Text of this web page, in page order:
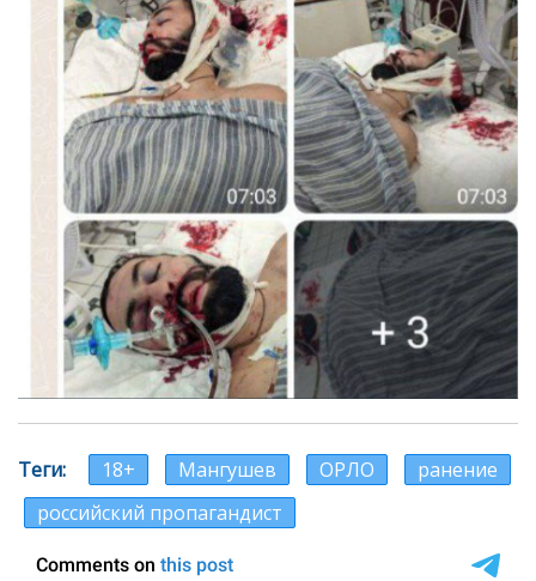
Теги 18+ Мангушев ОРЛО
ранение
российский пропагандист